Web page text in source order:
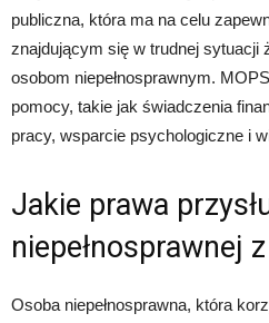
publiczna, która ma na celu
znajdującym się w trudnej sytuacji
osobom niepełnosprawnym.
pomocy, takie jak świadczenia
pracy, wsparcie psychologiczne i
Jakie prawa
niepełnosprawnej
Osoba niepełnosprawna, która